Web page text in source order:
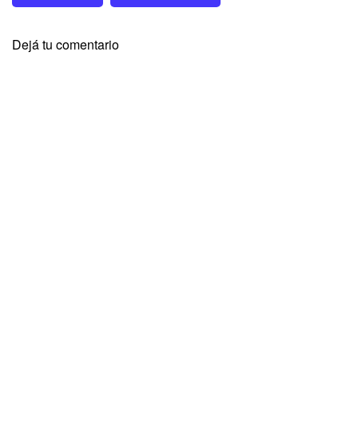
Dejá tu comentario